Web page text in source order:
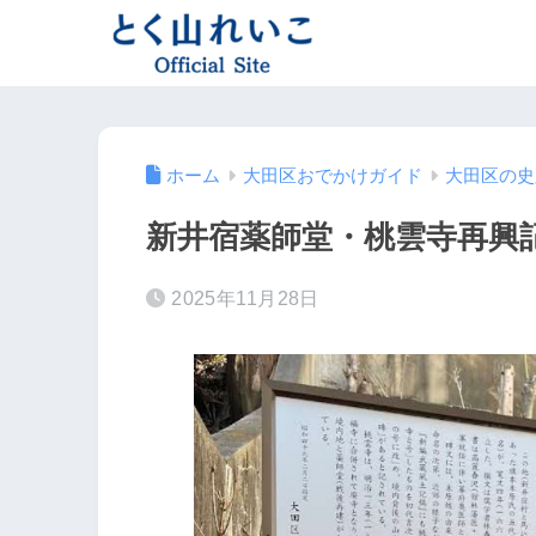
ホーム 大田区おでかけガイド 大田区の
新井宿薬師堂・桃雲寺再興
2025年11月28日